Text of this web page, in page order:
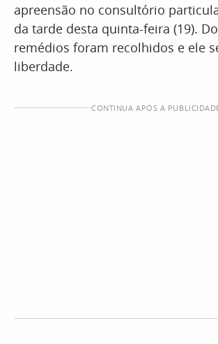
apreensão no consultório
da tarde desta quinta-feira (19).
remédios foram recolhidos e ele
liberdade.
CONTINUA APÓS A